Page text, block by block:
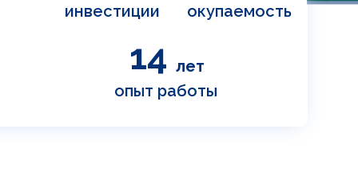
окупаемость
инвестиции
лет
14
опыт работы